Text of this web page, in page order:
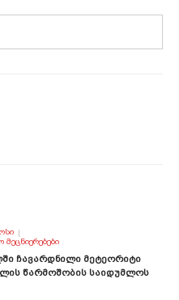
ᲛᲔᲪᲜᲘᲔᲠᲔᲑᲔᲑᲘ
Ჩავარდნილი Მეტეორიტი
Წარმოშობის Საიდუმლოს